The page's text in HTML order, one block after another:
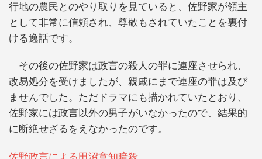
行地の農民とのやり取りを見ていると、佐野家が領主
として非常に信頼され、尊敬もされていたことを裏付
ける逸話です。
その後の佐野家は政言の殺人の罪に連座させられ、
改易処分を受けましたが、親戚にまで連座の罪は及び
ませんでした。ただドラマにも描かれていたとおり、
佐野家には政言以外の男子がいなかったので、結果的
に断絶せざるをえなかったのです。
佐野政言による田沼意知暗殺